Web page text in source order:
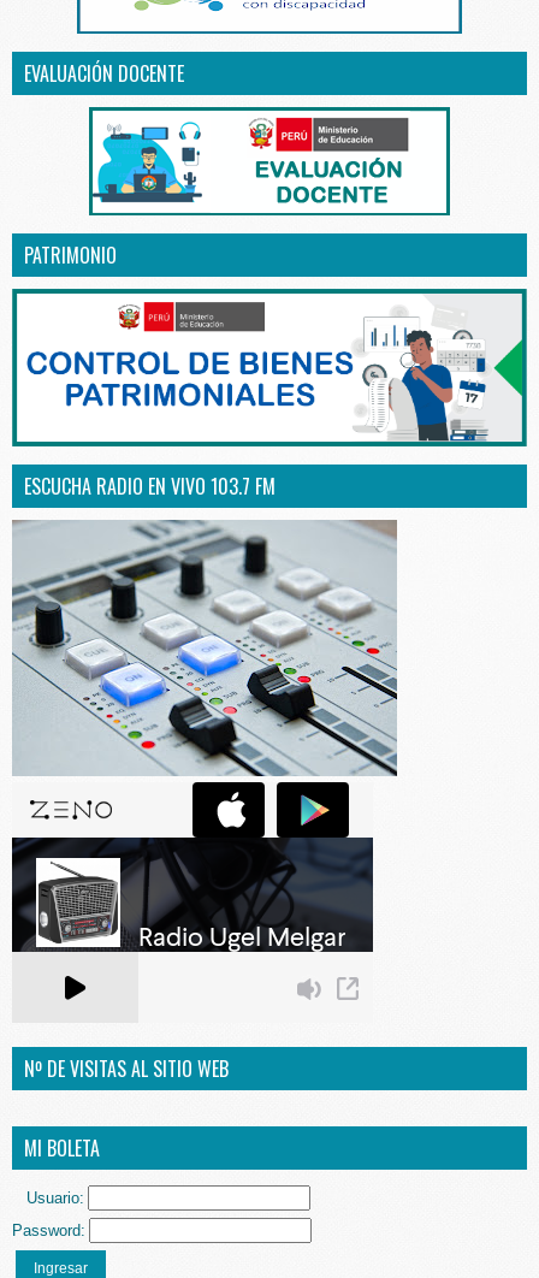
EVALUACIÓN DOCENTE
PATRIMONIO
ESCUCHA RADIO EN VIVO 103.7 FM
Nº DE VISITAS AL SITIO WEB
MI BOLETA
Usuario:
Password:
Ingresar